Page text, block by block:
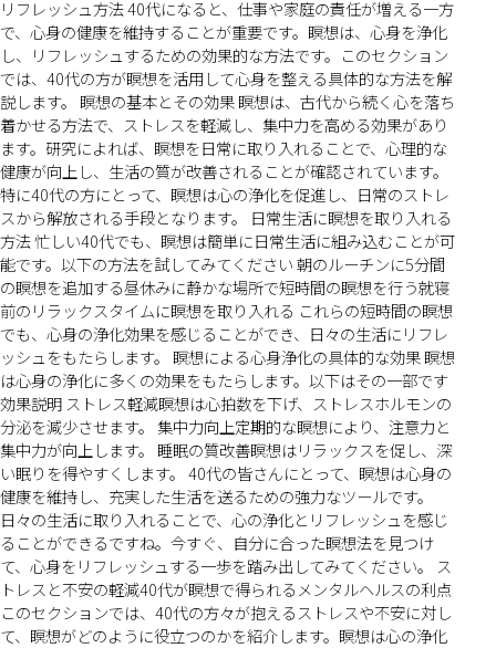
リフレッシュ方法 40代になると、仕事や家庭の責任が増える一方
で、心身の健康を維持することが重要です。瞑想は、心身を浄化
し、リフレッシュするための効果的な方法です。このセクション
では、40代の方が瞑想を活用して心身を整える具体的な方法を解
説します。 瞑想の基本とその効果 瞑想は、古代から続く心を落ち
着かせる方法で、ストレスを軽減し、集中力を高める効果があり
ます。研究によれば、瞑想を日常に取り入れることで、心理的な
健康が向上し、生活の質が改善されることが確認されています。
特に40代の方にとって、瞑想は心の浄化を促進し、日常のストレ
スから解放される手段となります。 日常生活に瞑想を取り入れる
方法 忙しい40代でも、瞑想は簡単に日常生活に組み込むことが可
能です。以下の方法を試してみてください 朝のルーチンに5分間
の瞑想を追加する昼休みに静かな場所で短時間の瞑想を行う就寝
前のリラックスタイムに瞑想を取り入れる これらの短時間の瞑想
でも、心身の浄化効果を感じることができ、日々の生活にリフレ
ッシュをもたらします。 瞑想による心身浄化の具体的な効果 瞑想
は心身の浄化に多くの効果をもたらします。以下はその一部です
効果説明 ストレス軽減瞑想は心拍数を下げ、ストレスホルモンの
分泌を減少させます。 集中力向上定期的な瞑想により、注意力と
集中力が向上します。 睡眠の質改善瞑想はリラックスを促し、深
い眠りを得やすくします。 40代の皆さんにとって、瞑想は心身の
健康を維持し、充実した生活を送るための強力なツールです。
日々の生活に取り入れることで、心の浄化とリフレッシュを感じ
ることができるですね。今すぐ、自分に合った瞑想法を見つけ
て、心身をリフレッシュする一歩を踏み出してみてください。 ス
トレスと不安の軽減40代が瞑想で得られるメンタルヘルスの利点
このセクションでは、40代の方々が抱えるストレスや不安に対し
て、瞑想がどのように役立つのかを紹介します。瞑想は心の浄化